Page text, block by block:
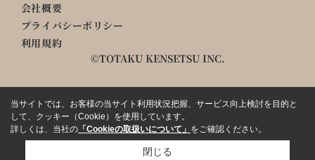
会社概要
プライバシーポリシー
利用規約
©TOTAKU KENSETSU INC.
当サイトでは、お客様の当サイト利用状況把握、サービス向上検討を目的と
して、クッキー（Cookie）を使用しています。
詳しくは、当社の 「Cookieの取扱いについて」 をご確認ください。
閉じる